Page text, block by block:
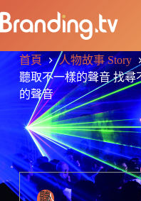
首頁
人物故事 Story
聽取不一樣的聲音 找尋
的聲音
人
聽
e